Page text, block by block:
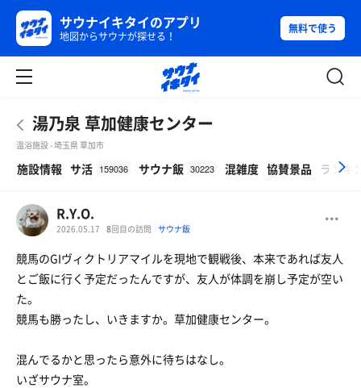
サウナイキタイのアプリ
地図からサウナが探せる！
無料で使う
湯乃泉 草加健康センター
温浴施設 - 埼玉県 草加市
施設情報 サ活 159036 サウナ飯 30223 混雑度 協賛景品 ランキ
R.Y.O.
2026.05.17 8回目の訪問 サウナ飯
競馬のGIヴィクトリアマイルを現地で観戦後、本来であれば友人
とご飯に行く予定だったんですが、友人が体調を崩し予定が空い
た。
競馬も勝ったし、いきますか。草加健康センター。
混んでるかと思ったら意外に待ちはなし。
いざサウナ室。